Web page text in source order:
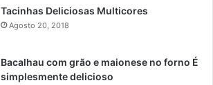
Tacinhas Deliciosas Multicores
Agosto 20, 2018
Bacalhau com grão e maionese no forno É
simplesmente delicioso